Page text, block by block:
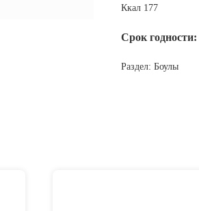
Ккал 177
Срок годности:
Раздел: Боулы